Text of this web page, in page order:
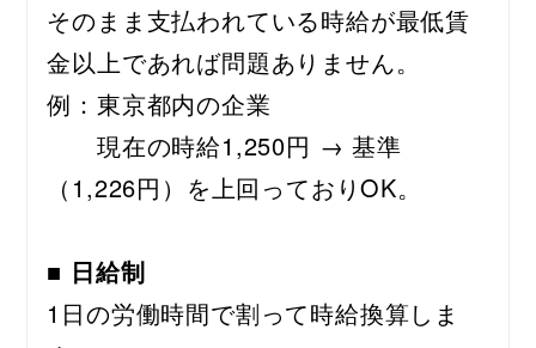
そのまま支払われている時給が最低賃
金以上であれば問題ありません。
例：東京都内の企業
現在の時給1,250円 → 基準
（1,226円）を上回っておりOK。
■ 日給制
1日の労働時間で割って時給換算しま